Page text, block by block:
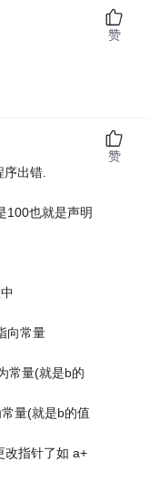
赞
序出错.
100也就是声明
向常量
常量(就是b的
量(就是b的值
改指针了如 a+
赞